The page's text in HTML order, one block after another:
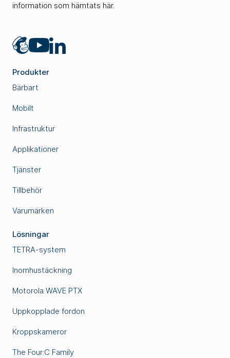
information som hämtats här.
Mailchimp
YouTubeLinkedIn
Produkter
Bärbart
Mobilt
Infrastruktur
Applikationer
Tjänster
Tillbehör
Varumärken
Lösningar
TETRA-system
Inomhustäckning
Motorola WAVE PTX
Uppkopplade fordon
Kroppskameror
The Four:C Family